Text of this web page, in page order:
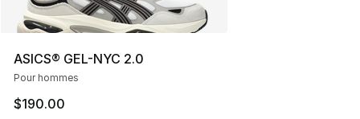
ASICS® GEL-NYC 2.0
Pour hommes
$190.00